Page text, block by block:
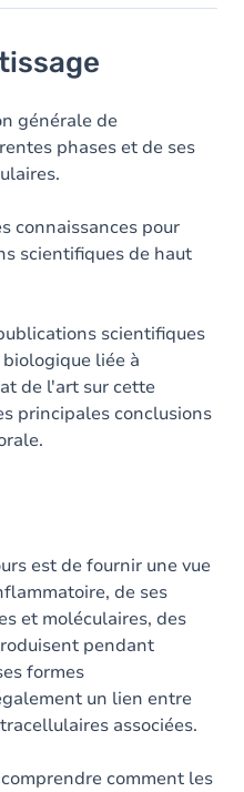
générale de
phases et de ses
connaissances pour
scientifiques de haut
scientifiques
liée à
de l'art sur cette
principales conclusions
est de fournir une vue
de ses
et moléculaires, des
pendant
formes
un lien entre
associées.
comment les